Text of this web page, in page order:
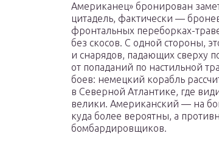
Американец» бронирован
цитадель, фактически —
фронтальных переборках-
без скосов. С одной стороны,
и снарядов, падающих сверху
от попаданий по настильной
боев: немецкий корабль
в Северной Атлантике, где
велики. Американский — на
куда более вероятны, а
бомбардировщиков.